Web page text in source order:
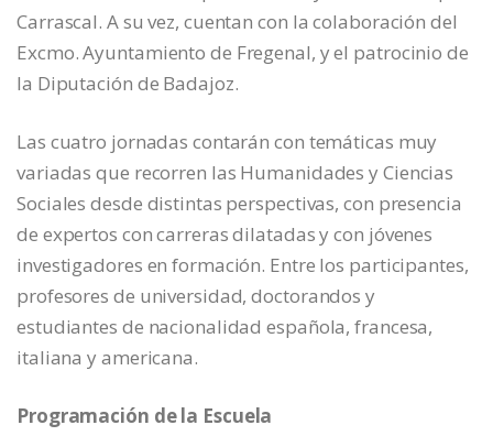
Carrascal. A su vez, cuentan con la colaboración del
Excmo. Ayuntamiento de Fregenal, y el patrocinio de
la Diputación de Badajoz.
Las cuatro jornadas contarán con temáticas muy
variadas que recorren las Humanidades y Ciencias
Sociales desde distintas perspectivas, con presencia
de expertos con carreras dilatadas y con jóvenes
investigadores en formación. Entre los participantes,
profesores de universidad, doctorandos y
estudiantes de nacionalidad española, francesa,
italiana y americana.
Programación de la Escuela